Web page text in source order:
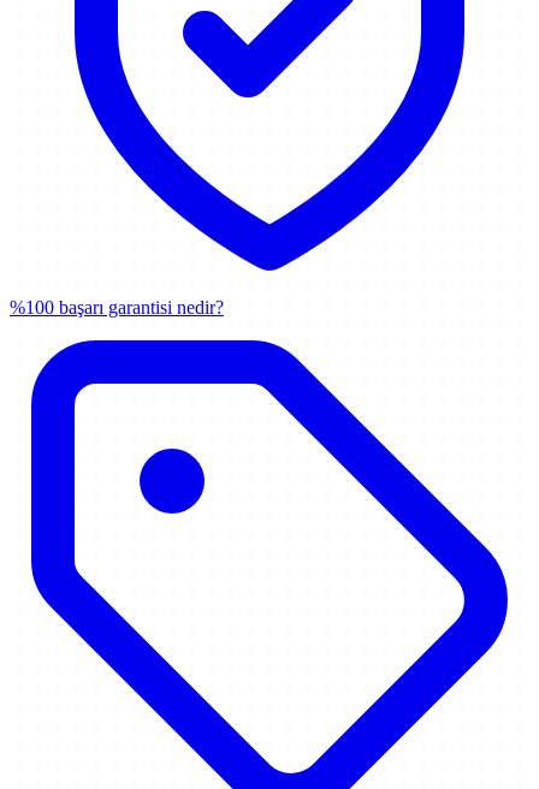
%100 başarı garantisi nedir?